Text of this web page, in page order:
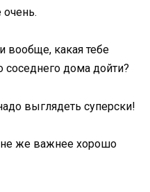
очень.
вообще, какая тебе
соседнего дома дойти?
выглядеть суперски!
же важнее хорошо